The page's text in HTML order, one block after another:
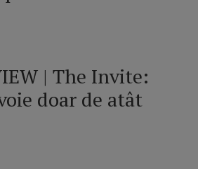
| The Invite:
doar de atât